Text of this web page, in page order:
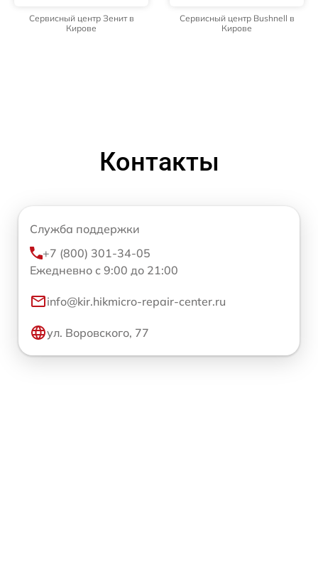
Сервисный центр Зенит в
Кирове
Сервисный центр Bushnell в
Кирове
Контакты
Служба поддержки
+7 (800) 301-34-05
Ежедневно с 9:00 до 21:00
info@kir.hikmicro-repair-center.ru
ул. Воровского, 77